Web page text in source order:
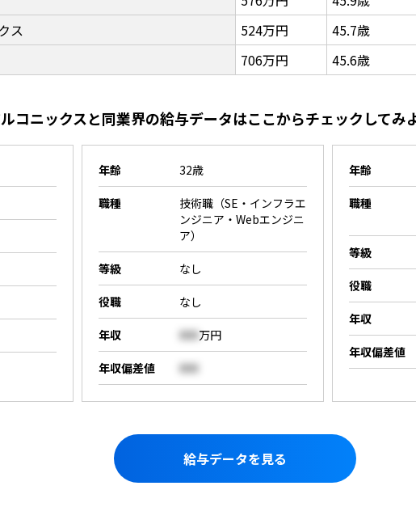
ス
524万円
45.7歳
706万円 45.6歳
コニックスと同業界の給与データはここからチェックしてみ
年齢 32歳
職種
技術職（SE・インフラエ
ンジニア・Webエンジニ
ア）
等級 なし
役職 なし
年収 000 万円
年収偏差値 000
年齢
職種
等級
役職
年収
年収偏差値
給与データを見る